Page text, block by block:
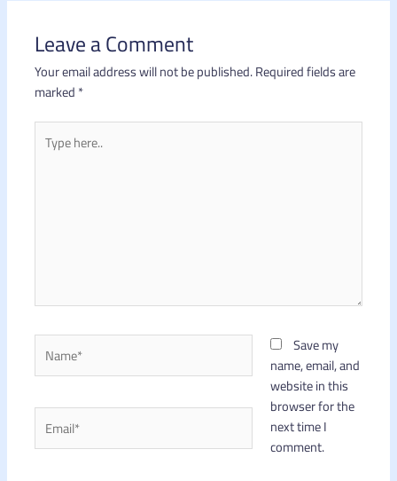
Leave a Comment
Your email address will not be published.Required fields are
marked*
here..
Save my
name, email, and
website in this
browser for the
next time I
comment.